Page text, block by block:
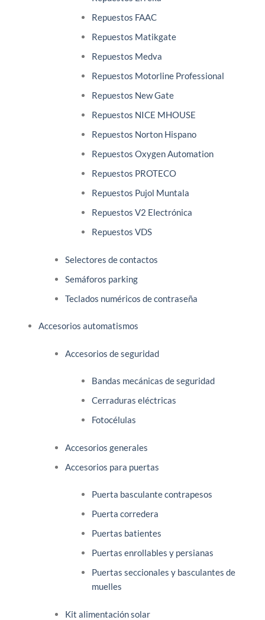
Repuestos FAAC
Repuestos Matikgate
Repuestos Medva
Repuestos Motorline Professional
Repuestos New Gate
Repuestos NICE MHOUSE
Repuestos Norton Hispano
Repuestos Oxygen Automation
Repuestos PROTECO
Repuestos Pujol Muntala
Repuestos V2 Electrónica
Repuestos VDS
Selectores de contactos
Semáforos parking
Teclados numéricos de contraseña
Accesorios automatismos
Accesorios de seguridad
Bandas mecánicas de seguridad
Cerraduras eléctricas
Fotocélulas
Accesorios generales
Accesorios para puertas
Puerta basculante contrapesos
Puerta corredera
Puertas batientes
Puertas enrollables y persianas
Puertas seccionales y basculantes de
muelles
Kit alimentación solar